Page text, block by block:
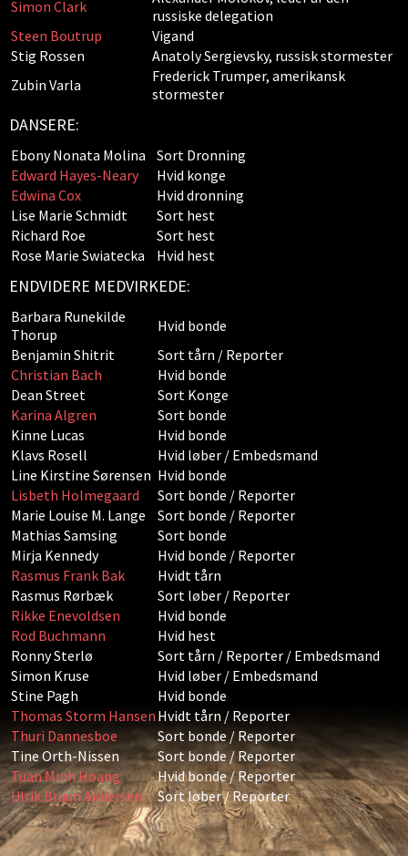
Simon Clark
russiske delegation
Steen Boutrup
Vigand
Stig Rossen
Anatoly Sergievsky, russisk stormester
Zubin Varla
Frederick Trumper, amerikansk
stormester
DANSERE:
Ebony Nonata Molina
Sort Dronning
Edward Hayes-Neary
Hvid konge
Edwina Cox
Hvid dronning
Lise Marie Schmidt
Sort hest
Richard Roe
Sort hest
Rose Marie Swiatecka
Hvid hest
ENDVIDERE MEDVIRKEDE:
Barbara Runekilde
Thorup
Hvid bonde
Benjamin Shitrit
Sort tårn / Reporter
Christian Bach
Hvid bonde
Dean Street
Sort Konge
Karina Algren
Sort bonde
Kinne Lucas
Hvid bonde
Klavs Rosell
Hvid løber / Embedsmand
Line Kirstine Sørensen Hvid bonde
Lisbeth Holmegaard
Sort bonde / Reporter
Marie Louise M. Lange
Sort bonde / Reporter
Mathias Samsing
Sort bonde
Mirja Kennedy
Hvid bonde / Reporter
Rasmus Frank Bak
Hvidt tårn
Rasmus Rørbæk
Sort løber / Reporter
Rikke Enevoldsen
Hvid bonde
Rod Buchmann
Hvid hest
Ronny Sterlø
Sort tårn / Reporter / Embedsmand
Simon Kruse
Hvid løber / Embedsmand
Stine Pagh
Hvid bonde
Thomas Storm HansenHvidt tårn / Reporter
Thuri Dannesboe
Sort bonde / Reporter
Tine Orth-Nissen
Sort bonde / Reporter
Tuan Minh Hoang
Hvid bonde / Reporter
Ulrik Bruun Andersen
Sort løber / Reporter